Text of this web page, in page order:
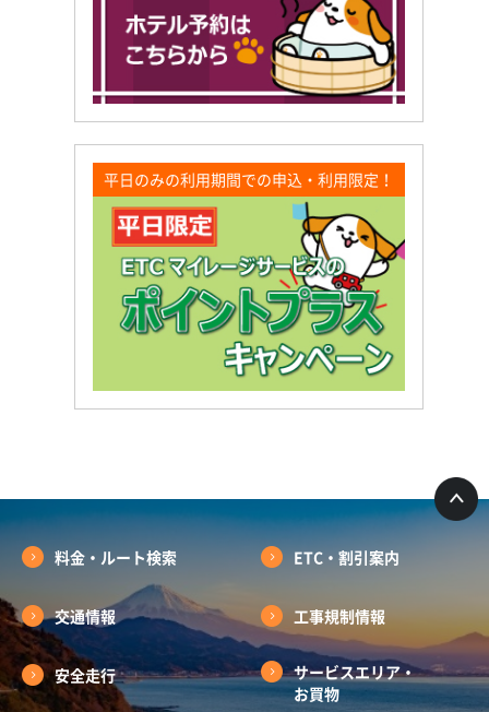
平日のみの利用期間での申込・利用限定！
料金・ルート検索 ETC・割引案内
交通情報 工事規制情報
安全走行
サービスエリア・
お買物